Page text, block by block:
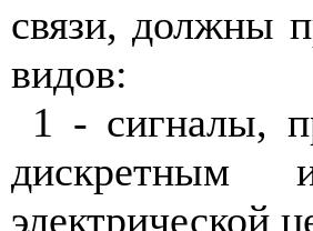
связи, должны
видов:
1 - сигналы,
дискретным
электрической